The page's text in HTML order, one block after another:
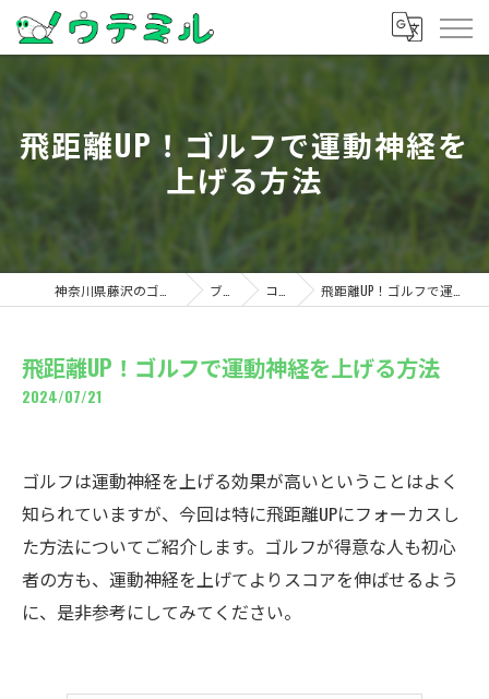
飛距離UP！ゴルフで運動神経を
上げる方法
ブログ コラム 飛距離UP！ゴルフで運動神経を上げる方法
飛距離UP！ゴルフで運動神経を上げる方法
2024/07/21
ゴルフは運動神経を上げる効果が高いということはよく
知られていますが、今回は特に飛距離UPにフォーカスし
た方法についてご紹介します。ゴルフが得意な人も初心
者の方も、運動神経を上げてよりスコアを伸ばせるよう
に、是非参考にしてみてください。